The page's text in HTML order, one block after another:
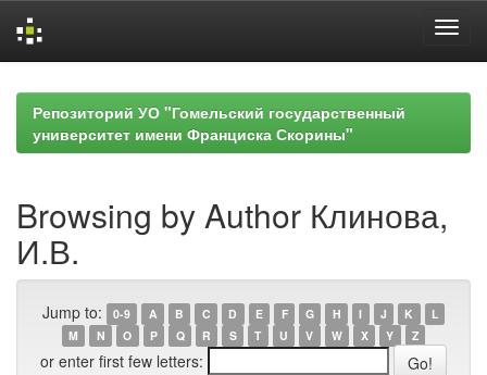
navigationРепозиторий УО "Гомельский государственный
университет имени Франциска Скорины"
Browsing by Author Клинова,
И.В.
Jump to: 0-9 A B C D E F G H I J K
L
M
N O P Q R S T U V W X Y Z
or enter first few letters: